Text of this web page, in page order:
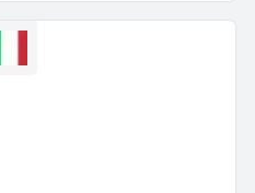
siècle après J.-C. est